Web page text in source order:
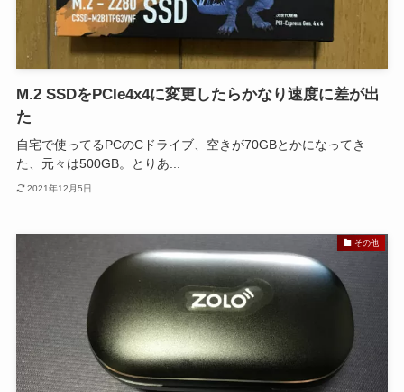
M.2 SSDをPCIe4x4に変更したらかなり速度に差が出
た
自宅で使ってるPCのCドライブ、空きが70GBとかになってき
た、元々は500GB。とりあ...
2021年12月5日
その他